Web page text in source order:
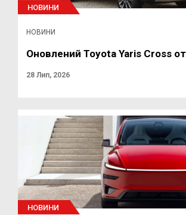
НОВИНИ
НОВИНИ
Оновлений Toyota Yaris Cross
28 Лип, 2026
НОВИНИ